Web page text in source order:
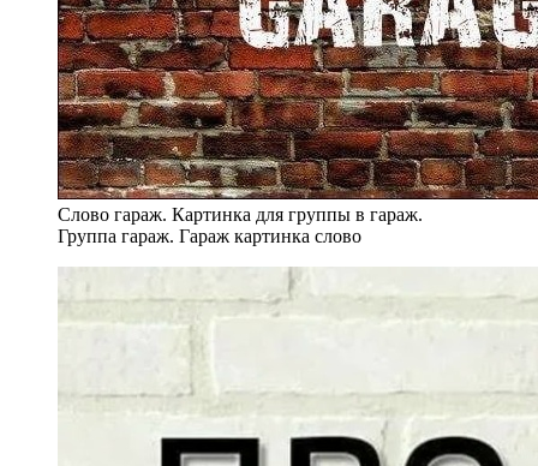
Слово гараж. Картинка для группы в гараж.
Группа гараж. Гараж картинка слово